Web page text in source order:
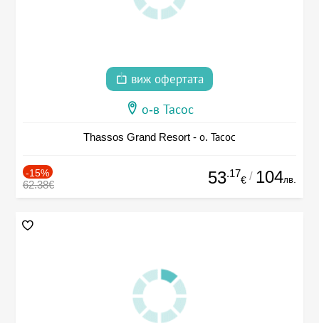
виж офертата
о-в Тасос
Thassos Grand Resort - о. Тасос
-15%
62.38€ 53.17
€ / 104лв.